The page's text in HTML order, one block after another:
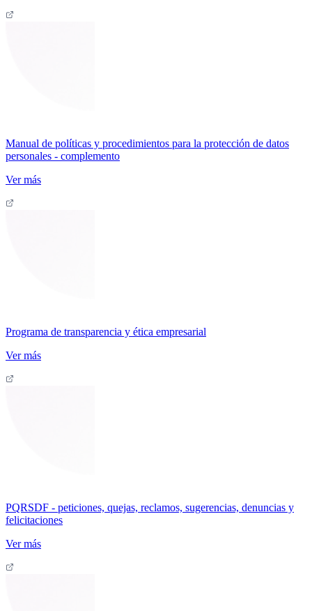
Manual de políticas y procedimientos para la protección de datos
personales - complemento
Ver más
Programa de transparencia y ética empresarial
Ver más
PQRSDF - peticiones, quejas, reclamos, sugerencias, denuncias y
felicitaciones
Ver más